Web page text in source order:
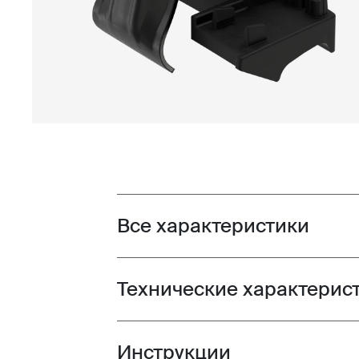
Toggle features
Все характеристики
Toggle techspec
Технические
Toggle guides and instructions
Инструкции